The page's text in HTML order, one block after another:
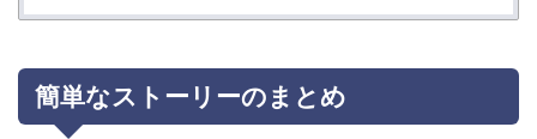
簡単なストーリーのまとめ